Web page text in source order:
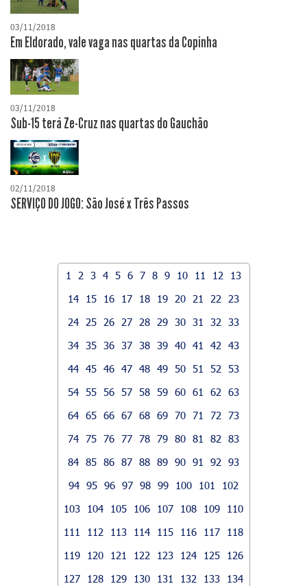
03/11/2018
Em Eldorado, vale vaga nas quartas da Copinha
03/11/2018
Sub-15 terá Ze-Cruz nas quartas do Gauchão
02/11/2018
SERVIÇO DO JOGO: São José x Três Passos
1 2 3 4 5 6 7 8 9 10 11 12
13
14
15 16 17 18 19 20 21 22
23
24
25 26 27 28 29 30 31 32
33
34 35 36 37 38 39 40 41 42
43
44 45 46 47 48 49 50 51 52
53
54 55 56 57 58 59 60 61 62
63
64 65 66 67 68 69 70 71 72
73
74 75 76 77 78 79 80 81 82
83
84 85 86 87 88 89 90 91 92
93
94 95 96 97 98 99 100 101
102
103
104 105 106 107 108 109
110
111
112 113 114 115 116 117
118
119
120 121 122 123 124 125
126
127
128 129 130 131 132 133
134